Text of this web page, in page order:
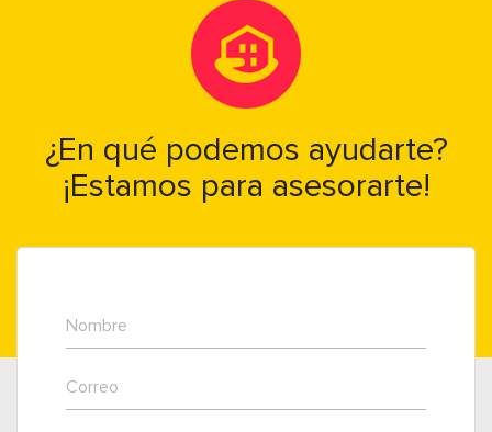
¿En qué podemos ayudarte?
¡Estamos para asesorarte!